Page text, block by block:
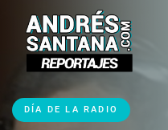
DÍA DE LA RADIO